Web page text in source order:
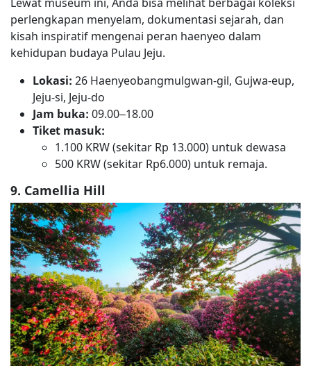
perlengkapan menyelam, dokumentasi sejarah, dan
kisah inspiratif mengenai peran haenyeo dalam
kehidupan budaya Pulau Jeju.
Lokasi: 26 Haenyeobangmulgwan-gil, Gujwa-eup,
Jeju-si, Jeju-do
Jam buka: 09.00–18.00
Tiket masuk:
1.100 KRW (sekitar Rp 13.000) untuk dewasa
500 KRW (sekitar Rp6.000) untuk remaja.
9. Camellia Hill